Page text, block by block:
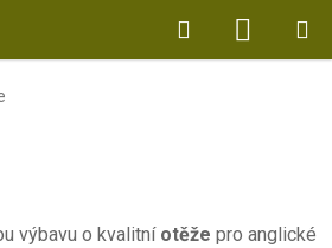
Hledat
KOŠÍK
výbavu o kvalitní otěže pro anglické